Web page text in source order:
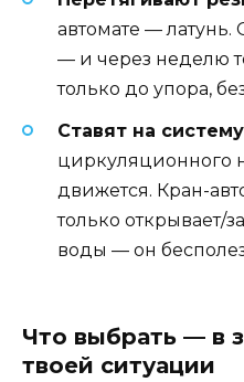
автомате — латунь.
— и через неделю
только до упора,
Ставят на
циркуляционного
движется. Кран-
только открывает/
воды — он
Что выбрать — в
твоей ситуации